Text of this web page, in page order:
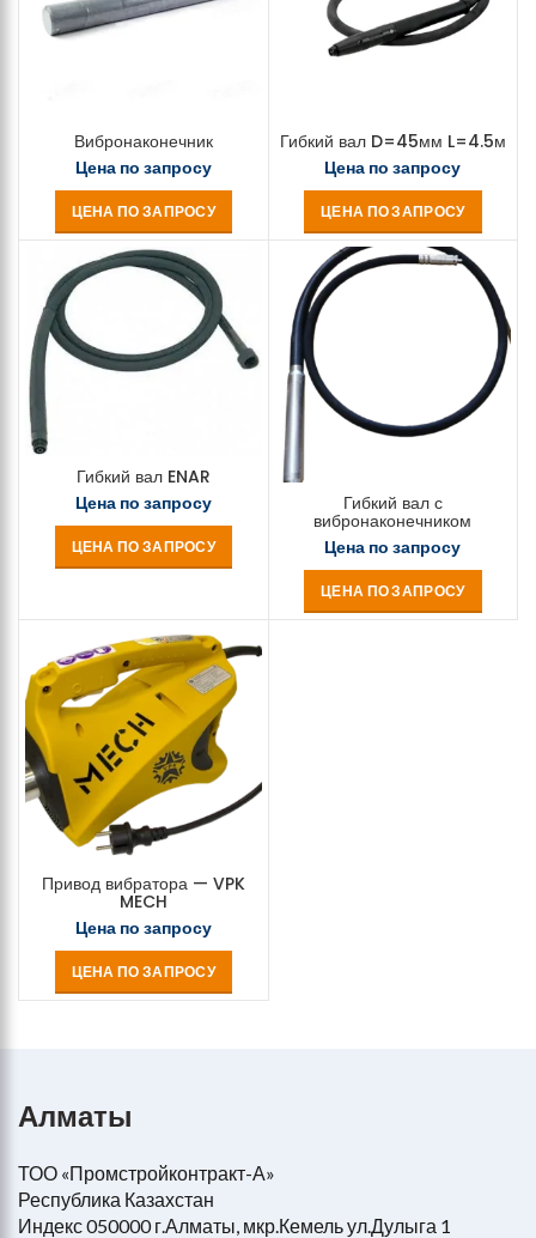
Вибронаконечник
Цена по запросу
ЦЕНА ПО ЗАПРОСУ
Гибкий вал D=45мм L=4.5м
Цена по запросу
ЦЕНА ПО ЗАПРОСУ
Гибкий вал ENAR
Цена по запросу
ЦЕНА ПО ЗАПРОСУ
Гибкий вал с
вибронаконечником
Цена по запросу
ЦЕНА ПО ЗАПРОСУ
Привод вибратора — VPK
MECH
Цена по запросу
ЦЕНА ПО ЗАПРОСУ
Алматы
ТОО «Промстройконтракт-А»
Республика Казахстан
Индекс 050000 г.Алматы, мкр.Кемель ул.Дулыга 1